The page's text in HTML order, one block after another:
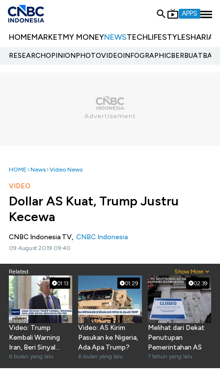
APPS
HOMEMARKETMY MONEYNEWSTECHLIFESTYLESHARIA
RESEARCHOPINIONPHOTOVIDEOINFOGRAPHIC
HOME News Video News
VIDEO
Dollar AS Kuat, Trump Justru
Kecewa
CNBC Indonesia TV, CNBC Indonesia
09 August 2019 09:40
Related Show More
01:13
Video: Trump
Kembali Warning
Iran, Beri Sinyal
Serangan Militer
6 bulan yang lalu
01:29
Video: AS Kirim
Pasukan ke Nigeria,
Ada Apa Trump?
6 bulan yang lalu
02:39
Melihat dari Dekat
Penutupan
Pemerintahan AS
7 tahun yang lalu